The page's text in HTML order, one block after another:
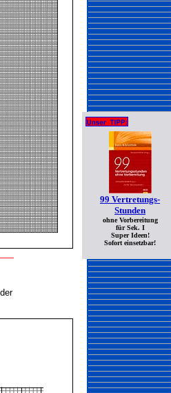
99 Vertretungs-
Stunden
ohne Vorbereitung
für Sek. I
Super Ideen!
Sofort einsetzbar!